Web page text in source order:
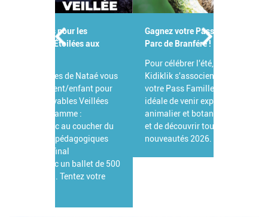
Gagnez votre Pass Famille pour le
Parc de Branféré !
Pour célébrer l'été, Branféré et
Kidiklik s'associent pour vous offrir
votre Pass Famille ! L'occasion
idéale de venir explorer ce parc
animalier et botanique d'exception
et de découvrir toutes ses grandes
nouveautés 2026.